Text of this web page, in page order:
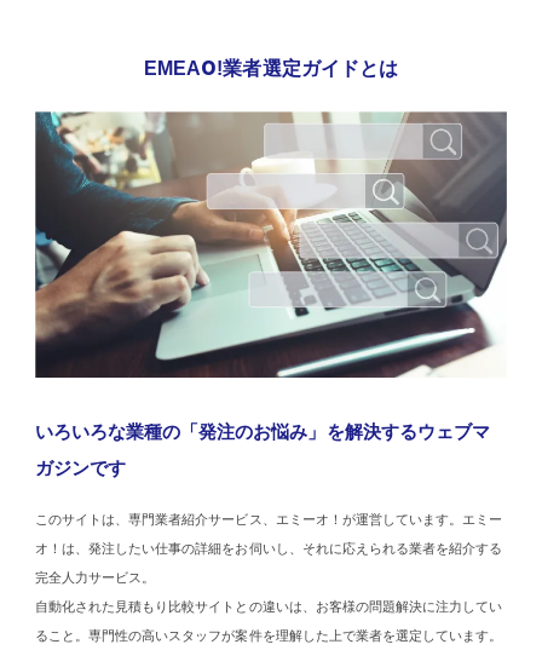
EMEAO!業者選定ガイドとは
いろいろな業種の「発注のお悩み」を解決するウェブマ
ガジンです
このサイトは、専門業者紹介サービス、エミーオ！が運営しています。エミー
オ！は、発注したい仕事の詳細をお伺いし、それに応えられる業者を紹介する
完全人力サービス。
自動化された見積もり比較サイトとの違いは、お客様の問題解決に注力してい
ること。専門性の高いスタッフが案件を理解した上で業者を選定しています。